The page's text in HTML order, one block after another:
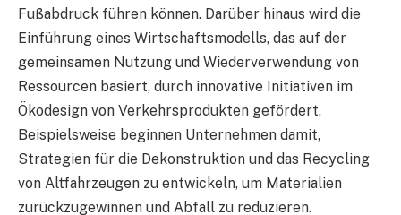
Fußabdruck führen können. Darüber hinaus wird die
Einführung eines Wirtschaftsmodells, das auf der
gemeinsamen Nutzung und Wiederverwendung von
Ressourcen basiert, durch innovative Initiativen im
Ökodesign von Verkehrsprodukten gefördert.
Beispielsweise beginnen Unternehmen damit,
Strategien für die Dekonstruktion und das Recycling
von Altfahrzeugen zu entwickeln, um Materialien
zurückzugewinnen und Abfall zu reduzieren.